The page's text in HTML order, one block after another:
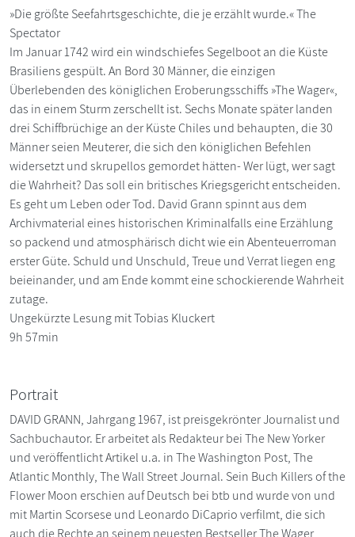
»Die größte Seefahrtsgeschichte, die je erzählt wurde.« The
Spectator
Im Januar 1742 wird ein windschiefes Segelboot an die Küste
Brasiliens gespült. An Bord 30 Männer, die einzigen
Überlebenden des königlichen Eroberungsschiffs »The Wager«,
das in einem Sturm zerschellt ist. Sechs Monate später landen
drei Schiffbrüchige an der Küste Chiles und behaupten, die 30
Männer seien Meuterer, die sich den königlichen Befehlen
widersetzt und skrupellos gemordet hätten- Wer lügt, wer sagt
die Wahrheit? Das soll ein britisches Kriegsgericht entscheiden.
Es geht um Leben oder Tod. David Grann spinnt aus dem
Archivmaterial eines historischen Kriminalfalls eine Erzählung
so packend und atmosphärisch dicht wie ein Abenteuerroman
erster Güte. Schuld und Unschuld, Treue und Verrat liegen eng
beieinander, und am Ende kommt eine schockierende Wahrheit
zutage.
Ungekürzte Lesung mit Tobias Kluckert
9h 57min
Portrait
DAVID GRANN, Jahrgang 1967, ist preisgekrönter Journalist und
Sachbuchautor. Er arbeitet als Redakteur bei The New Yorker
und veröffentlicht Artikel u.a. in The Washington Post, The
Atlantic Monthly, The Wall Street Journal. Sein Buch Killers of the
Flower Moon erschien auf Deutsch bei btb und wurde von und
mit Martin Scorsese und Leonardo DiCaprio verfilmt, die sich
auch die Rechte an seinem neuesten Bestseller The Wager